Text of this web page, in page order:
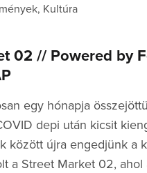
, Kultúra
02 // Powered by
egy hónapja
depi után kicsit
között újra engedjünk a
a Street Market 02, ahol